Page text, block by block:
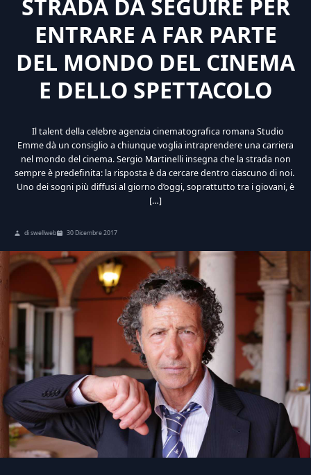
STRADA DA SEGUIRE PER
ENTRARE A FAR PARTE
DEL MONDO DEL CINEMA
E DELLO SPETTACOLO
Il talent della celebre agenzia cinematografica romana Studio
Emme dà un consiglio a chiunque voglia intraprendere una carriera
nel mondo del cinema. Sergio Martinelli insegna che la strada non
sempre è predefinita: la risposta è da cercare dentro ciascuno di noi.
Uno dei sogni più diffusi al giorno d’oggi, soprattutto tra i giovani, è
[…]
di swellweb 30 Dicembre 2017